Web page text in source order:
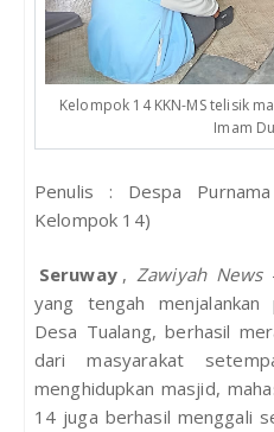
Kelompok 14 KKN-MS telisik
Imam
Penulis : Despa
Kelompok 14)
Seruway , Zawiyah News-
yang tengah
Desa Tualang, berhasil
dari masyarakat
menghidupkan masjid,
14 juga berhasil menggali